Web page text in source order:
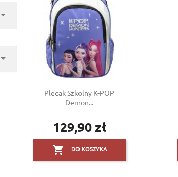


Plecak Szkolny K-POP
Demon...
Cena
129,90 zł
 DO KOSZYKA